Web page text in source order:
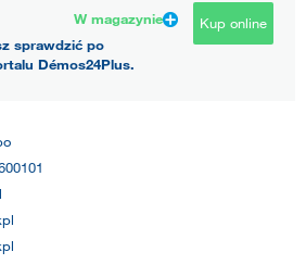
W magazynie
sprawdzić po
Démos24Plus.
Kup online